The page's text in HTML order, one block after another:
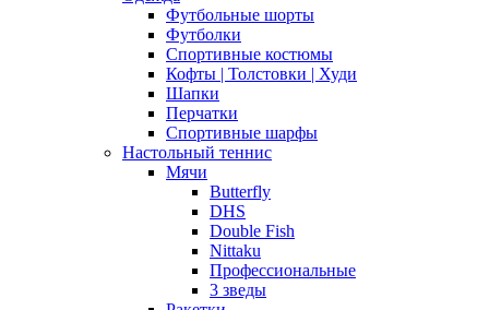
Футбольные шорты
Футболки
Спортивные костюмы
Кофты | Толстовки | Худи
Шапки
Перчатки
Спортивные шарфы
Настольный теннис
Мячи
Butterfly
DHS
Double Fish
Nittaku
Профессиональные
3 зведы